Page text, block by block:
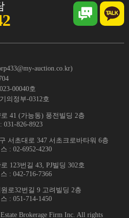
auction.co.kr)
00040호
의정부-0312호
41 (가능동) 풍전빌딩 2층
031-826-8923
서초대로 347 서초크로바타워 6층
: 02-6952-4230
123번길 43, PJ빌딩 302호
: 042-716-7366
로32번길 9 고려빌딩 2층
: 051-714-1450
Brokerage Firm Inc. All rights